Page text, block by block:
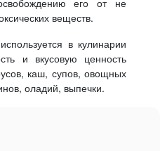
его от не
веществ.
в кулинарии
и вкусовую ценность
каш, супов, овощных
оладий, выпечки.